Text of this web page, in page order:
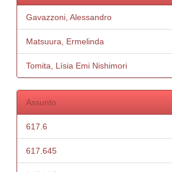
Gavazzoni, Alessandro
Matsuura, Ermelinda
Tomita, Lísia Emi Nishimori
Assunto
617.6
617.645